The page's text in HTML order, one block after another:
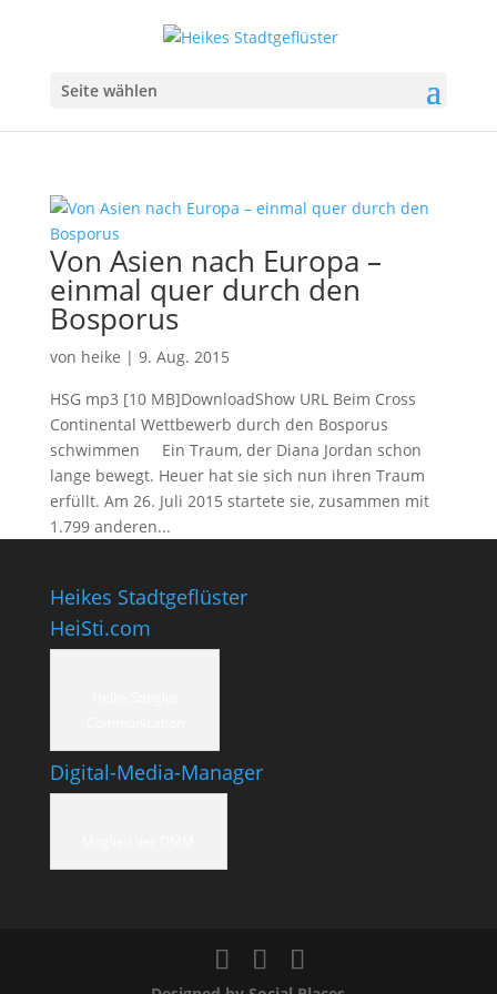
Seite wählen
Von Asien nach Europa –
einmal quer durch den
Bosporus
von heike | 9. Aug. 2015
HSG mp3 [10 MB]DownloadShow URL Beim Cross
Continental Wettbewerb durch den Bosporus
schwimmen Ein Traum, der Diana Jordan schon
lange bewegt. Heuer hat sie sich nun ihren Traum
erfüllt. Am 26. Juli 2015 startete sie, zusammen mit
1.799 anderen...
Heikes Stadtgeflüster
HeiSti.com
Digital-Media-Manager